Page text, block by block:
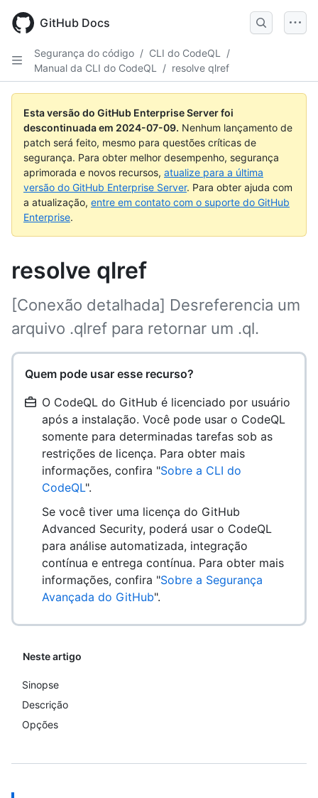
main
GitHub Docs
Segurança do código / CLI do CodeQL
/
Manual da CLI do CodeQL
/ resolve qlref
Esta versão do GitHub Enterprise Server foi
descontinuada em 2024-07-09. Nenhum lançamento de
patch será feito, mesmo para questões críticas de
segurança. Para obter melhor desempenho, segurança
aprimorada e novos recursos, atualize para a última
versão do GitHub Enterprise Server. Para obter ajuda com
a atualização, entre em contato com o suporte do GitHub
Enterprise.
resolve qlref
[Conexão detalhada] Desreferencia um
arquivo .qlref para retornar um .ql.
Quem pode usar esse recurso?
O CodeQL do GitHub é licenciado por usuário
após a instalação. Você pode usar o CodeQL
somente para determinadas tarefas sob as
restrições de licença. Para obter mais
informações, confira "Sobre a CLI do
CodeQL".
Se você tiver uma licença do GitHub
Advanced Security, poderá usar o CodeQL
para análise automatizada, integração
contínua e entrega contínua. Para obter mais
informações, confira "Sobre a Segurança
Avançada do GitHub".
Neste artigo
Sinopse
Descrição
Opções